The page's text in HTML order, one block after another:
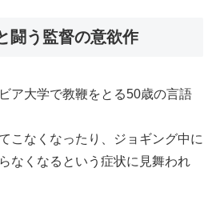
闘う監督の意欲作
ア大学で教鞭をとる50歳の言語
こなくなったり、ジョギング中に
なくなるという症状に見舞われ